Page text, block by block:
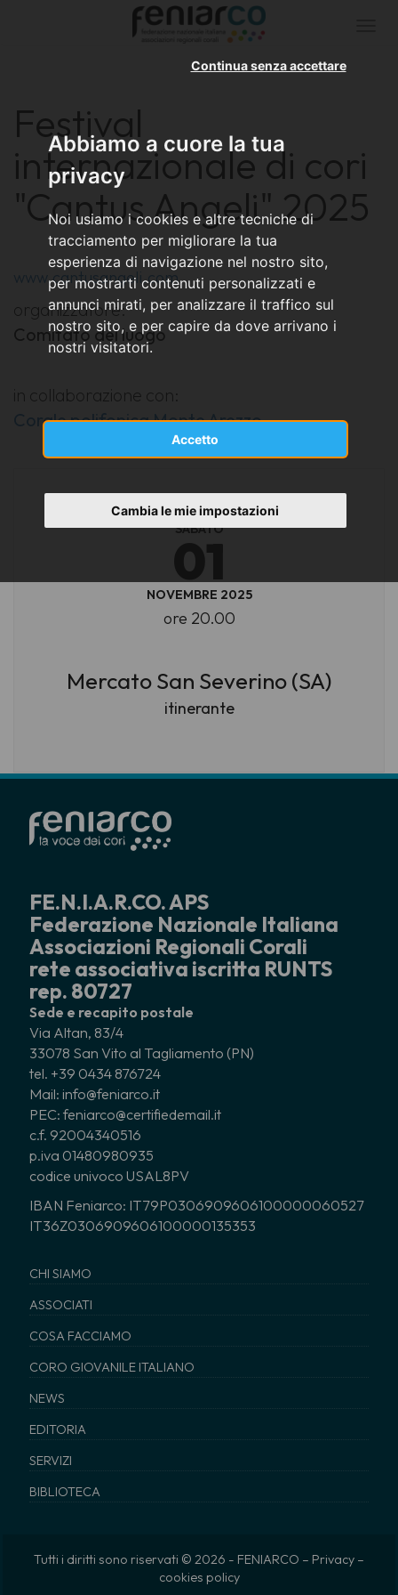
Abbiamo a cuore la tua
privacy
Noi usiamo i cookies e altre tecniche di
tracciamento per migliorare la tua
esperienza di navigazione nel nostro sito,
per mostrarti contenuti personalizzati e
annunci mirati, per analizzare il traffico sul
nostro sito, e per capire da dove arrivano i
nostri visitatori.
Accetto
Continua senza accettare
Cambia le mie impostazioni
Festival
internazionale di cori
"Cantus Angeli" 2025
www.cantusangeli.com
organizzatore:
Comitato del luogo
in collaborazione con:
Corale polifonica Monte Arezzo
SABATO
01
NOVEMBRE 2025
ore 20.00
Mercato San Severino (SA)
itinerante
FE.N.I.A.R.CO. APS
Federazione Nazionale Italiana
Associazioni Regionali Corali
rete associativa iscritta RUNTS
rep. 80727
Sede e recapito postale
Via Altan, 83/4
33078 San Vito al Tagliamento (PN)
tel. +39 0434 876724
Mail: info@feniarco.it
PEC: feniarco@certifiedemail.it
c.f. 92004340516
p.iva 01480980935
codice univoco USAL8PV
IBAN Feniarco: IT79P0306909606100000060527
IT36Z0306909606100000135353
CHI SIAMO
ASSOCIATI
COSA FACCIAMO
CORO GIOVANILE ITALIANO
NEWS
EDITORIA
SERVIZI
BIBLIOTECA
Tutti i diritti sono riservati © 2026 - FENIARCO – Privacy –
cookies policy